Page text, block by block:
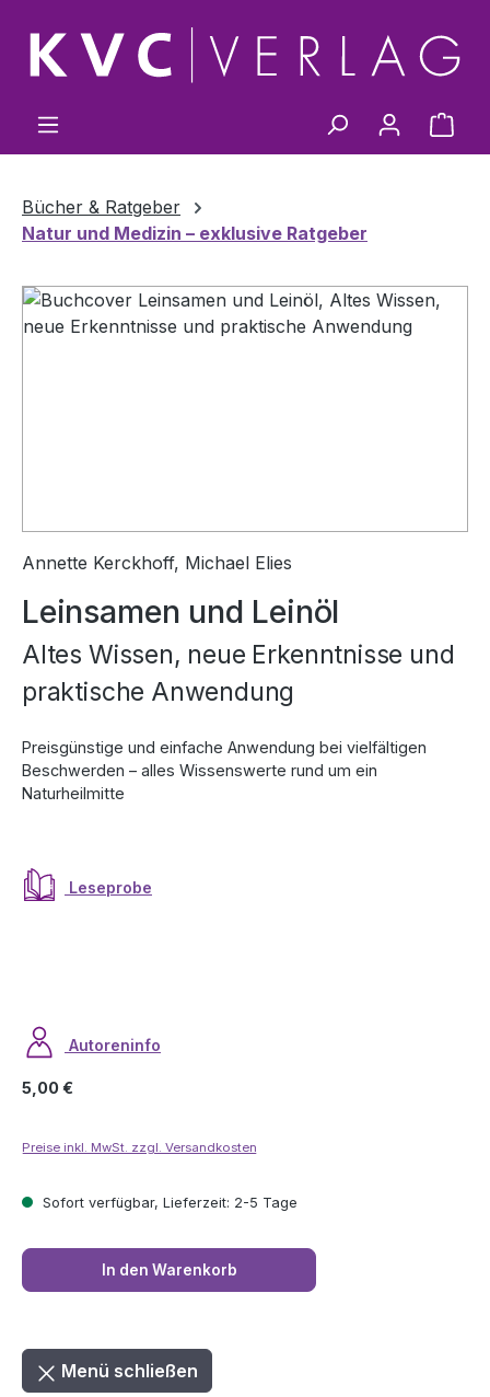
Zum Hauptinhalt springen
Bücher & Ratgeber
Natur und Medizin – exklusive Ratgeber
Bildergalerie überspringen
Annette Kerckhoff, Michael Elies
Leinsamen und Leinöl
Altes Wissen, neue Erkenntnisse und
praktische Anwendung
Preisgünstige und einfache Anwendung bei vielfältigen
Beschwerden – alles Wissenswerte rund um ein
Naturheilmitte
Leseprobe
Autoreninfo
Regulärer Preis:
5,00 €
Preise inkl. MwSt. zzgl. Versandkosten
Sofort verfügbar, Lieferzeit: 2-5 Tage
In den Warenkorb
Menü schließen